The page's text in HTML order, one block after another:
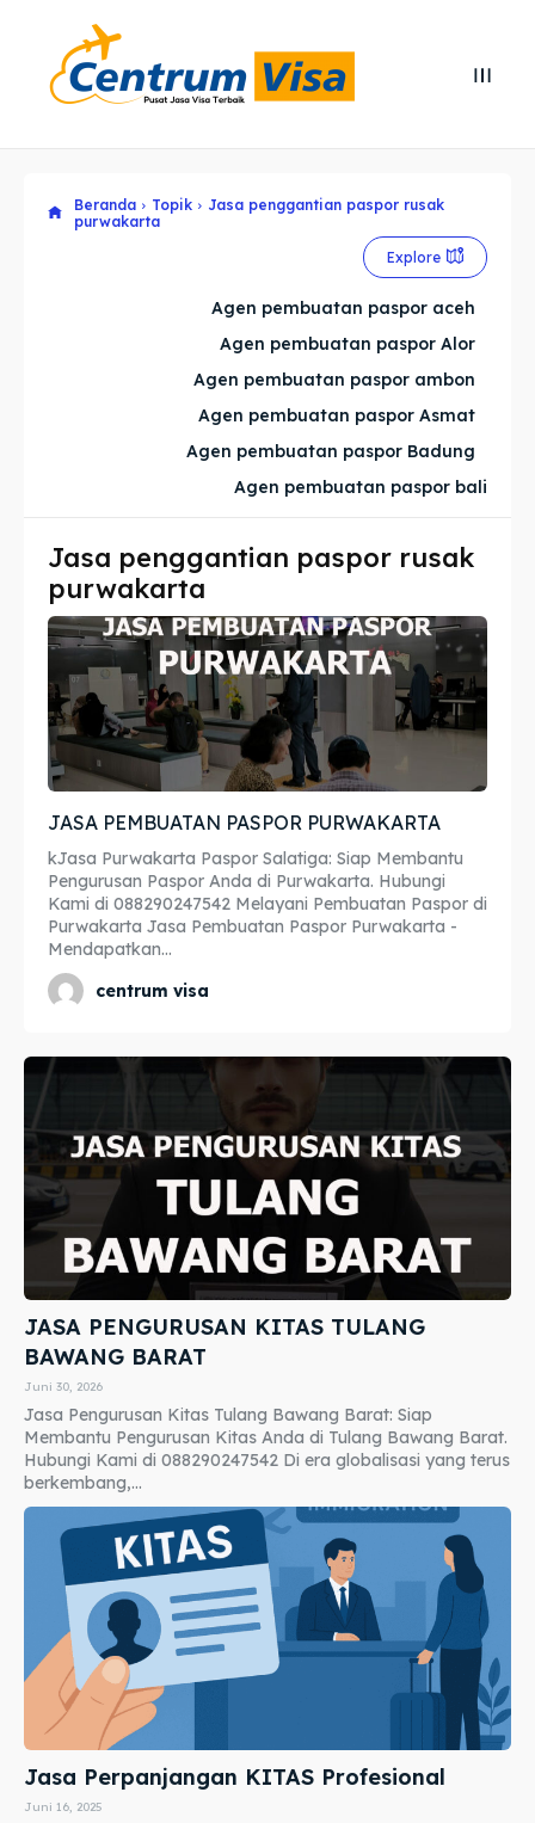
Explore our destinations
Imta
Legalisir
Apostille
Penerjemah
Asuransi
Blog
Explore our destinations
Imta
Legalisir
Apostille
Penerjemah
Asuransi
Blog
Beranda Topik
Jasa penggantian paspor rusak
purwakarta
Explore
Agen pembuatan paspor aceh
Agen pembuatan paspor Alor
Agen pembuatan paspor ambon
Agen pembuatan paspor Asmat
Agen pembuatan paspor Badung
Agen pembuatan paspor bali
Jasa penggantian paspor rusak
purwakarta
JASA PEMBUATAN PASPOR PURWAKARTA
kJasa Purwakarta Paspor Salatiga: Siap Membantu
Pengurusan Paspor Anda di Purwakarta. Hubungi
Kami di 088290247542 Melayani Pembuatan Paspor di
Purwakarta Jasa Pembuatan Paspor Purwakarta -
Mendapatkan...
centrum visa
JASA PENGURUSAN KITAS TULANG
BAWANG BARAT
Juni 30, 2026
Jasa Pengurusan Kitas Tulang Bawang Barat: Siap
Membantu Pengurusan Kitas Anda di Tulang Bawang Barat.
Hubungi Kami di 088290247542 Di era globalisasi yang terus
berkembang,...
Jasa Perpanjangan KITAS Profesional
Juni 16, 2025